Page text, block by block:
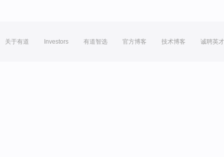
关于有道 Investors 有道智选 官方博客 技术博客 诚聘英才